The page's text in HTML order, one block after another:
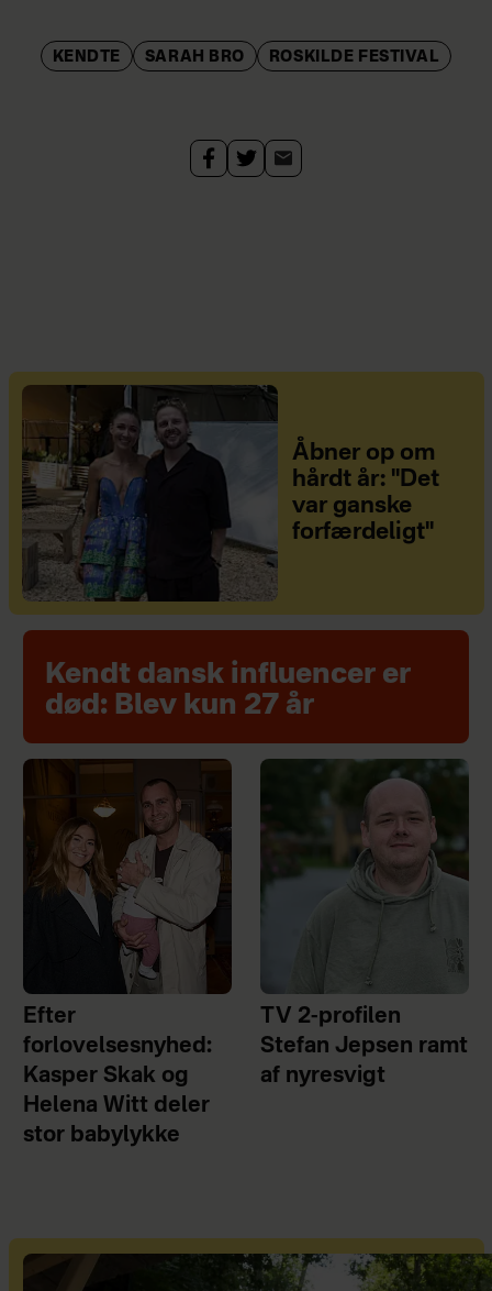
KENDTE SARAH BRO ROSKILDE FESTIVAL
Åbner op om
hårdt år: "Det
var ganske
forfærdeligt"
Kendt dansk influencer er
død: Blev kun 27 år
Efter
forlovelsesnyhed:
Kasper Skak og
Helena Witt deler
stor babylykke
TV 2-profilen
Stefan Jepsen ramt
af nyresvigt